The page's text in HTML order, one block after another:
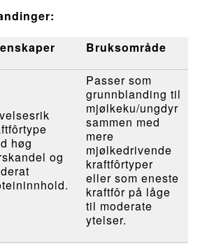
Bruksområde
høg
og
Passer som
grunnblanding til
mjølkeku/ungdyr
sammen med
mere
mjølkedrivende
kraftfôrtyper
eller som eneste
kraftfôr på låge
til moderate
ytelser.